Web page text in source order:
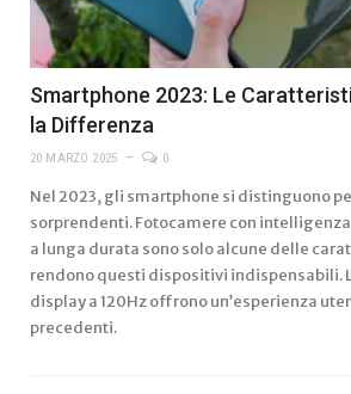
Smartphone 2023: Le
la Differenza
20 MARZO 2025 0
Nel 2023, gli smartphone si distinguono
sorprendenti. Fotocamere con
a lunga durata sono solo alcune delle
rendono questi dispositivi indispensabili.
display a 120Hz offrono un’esperienza
precedenti.